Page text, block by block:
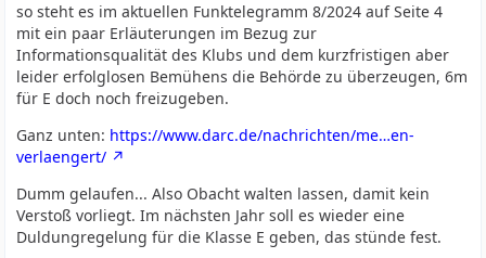
so steht es im aktuellen Funktelegramm 8/2024 auf Seite 4
mit ein paar Erläuterungen im Bezug zur
Informationsqualität des Klubs und dem kurzfristigen aber
leider erfolglosen Bemühens die Behörde zu überzeugen, 6m
für E doch noch freizugeben.
Ganz unten: https://www.darc.de/nachrichten/me…en-
verlaengert/
Dumm gelaufen... Also Obacht walten lassen, damit kein
Verstoß vorliegt. Im nächsten Jahr soll es wieder eine
Duldungregelung für die Klasse E geben, das stünde fest.